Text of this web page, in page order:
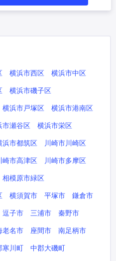
横浜市西区 横浜市中区
横浜市磯子区
横浜市戸塚区 横浜市港南区
市瀬谷区 横浜市栄区
浜市都筑区 川崎市川崎区
崎市高津区 川崎市多摩区
相模原市緑区
横須賀市 平塚市 鎌倉市
逗子市 三浦市 秦野市
老名市 座間市 南足柄市
寒川町 中郡大磯町